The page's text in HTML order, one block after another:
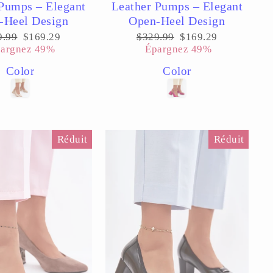
– Elegant
Heel Design
Prix
réduit
$169.29
49%
Color
Leather Pumps – Elegant
Open-Heel Design
Prix
régulier
$329.99 Prix
réduit
$169.29
Épargnez 49%
Color
Réduit Réduit